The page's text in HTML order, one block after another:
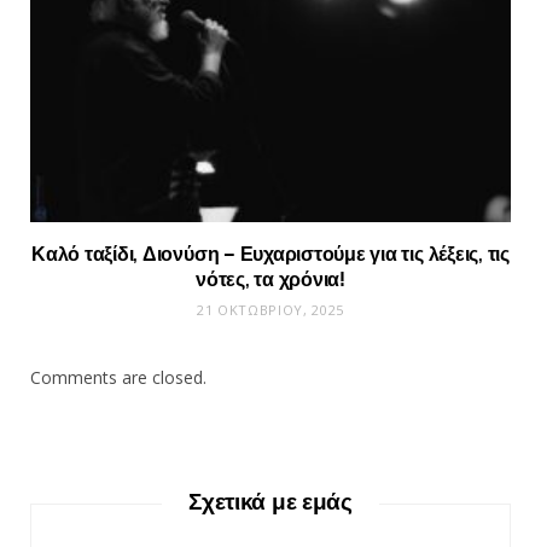
Καλό ταξίδι, Διονύση – Ευχαριστούμε για τις λέξεις, τις
νότες, τα χρόνια!
21 ΟΚΤΩΒΡΊΟΥ, 2025
Comments are closed.
Σχετικά με εμάς